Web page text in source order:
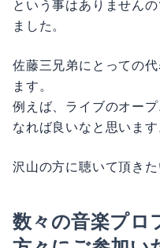
ました。
ます。
例えば、ライブのオー
なれば良いなと思いま
数々の音楽プロ
方々にご参加い